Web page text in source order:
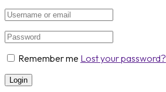
Remember me Lost your password?